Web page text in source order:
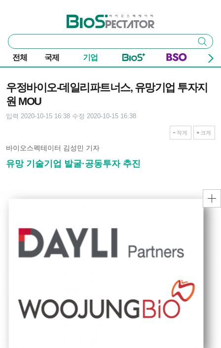
바이오스펙테이터
통
합
검
색
검색
전체 국제 기업
우정바이오-데일리파트너스, 유망기업 투자지
원 MOU
입력 2020-10-15 16:38 수정 2020-10-15 16:38
작게 크게
바이오스펙테이터 김성민 기자
유망 기술기업 발굴·공동투자 추진